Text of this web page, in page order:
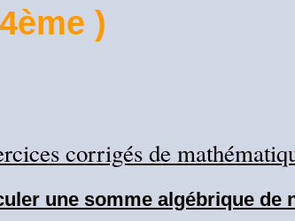
)
corrigés de
une somme algébrique